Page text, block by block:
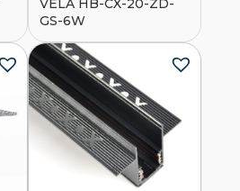
VELA HB-CX-20-ZD-
GS-6W